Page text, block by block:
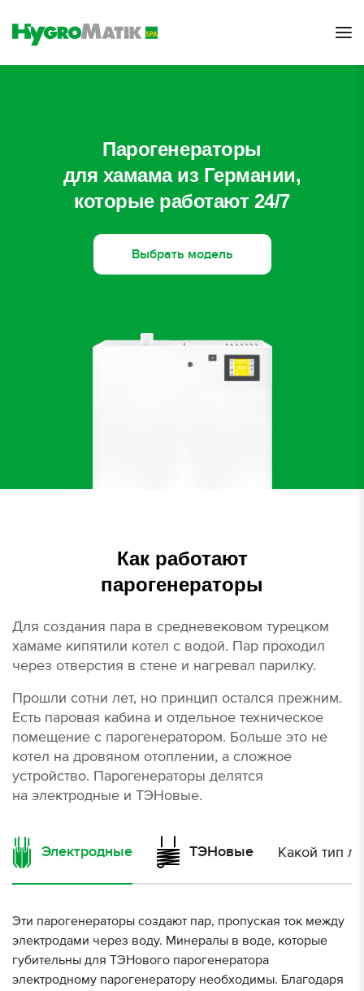
Парогенераторы
для хамама из Германии,
которые работают 24/7
Выбрать модель
Как работают
парогенераторы
Для создания пара в средневековом турецком
хамаме кипятили котел с водой. Пар проходил
через отверстия в стене и нагревал парилку.
Прошли сотни лет, но принцип остался прежним.
Есть паровая кабина и отдельное техническое
помещение с парогенератором. Больше это не
котел на дровяном отоплении, а сложное
устройство. Парогенераторы делятся
на электродные и ТЭНовые.
Электродные ТЭНовые Какой тип
Эти парогенераторы создают пар, пропуская ток между
электродами через воду. Минералы в воде, которые
губительны для ТЭНового парогенератора
электродному парогенератору необходимы. Благодаря